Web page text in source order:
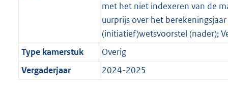
met het niet indexeren van de
uurprijs over het
(initiatief)wetsvoorstel (nader);
Type kamerstuk
Overig
Vergaderjaar
2024-2025